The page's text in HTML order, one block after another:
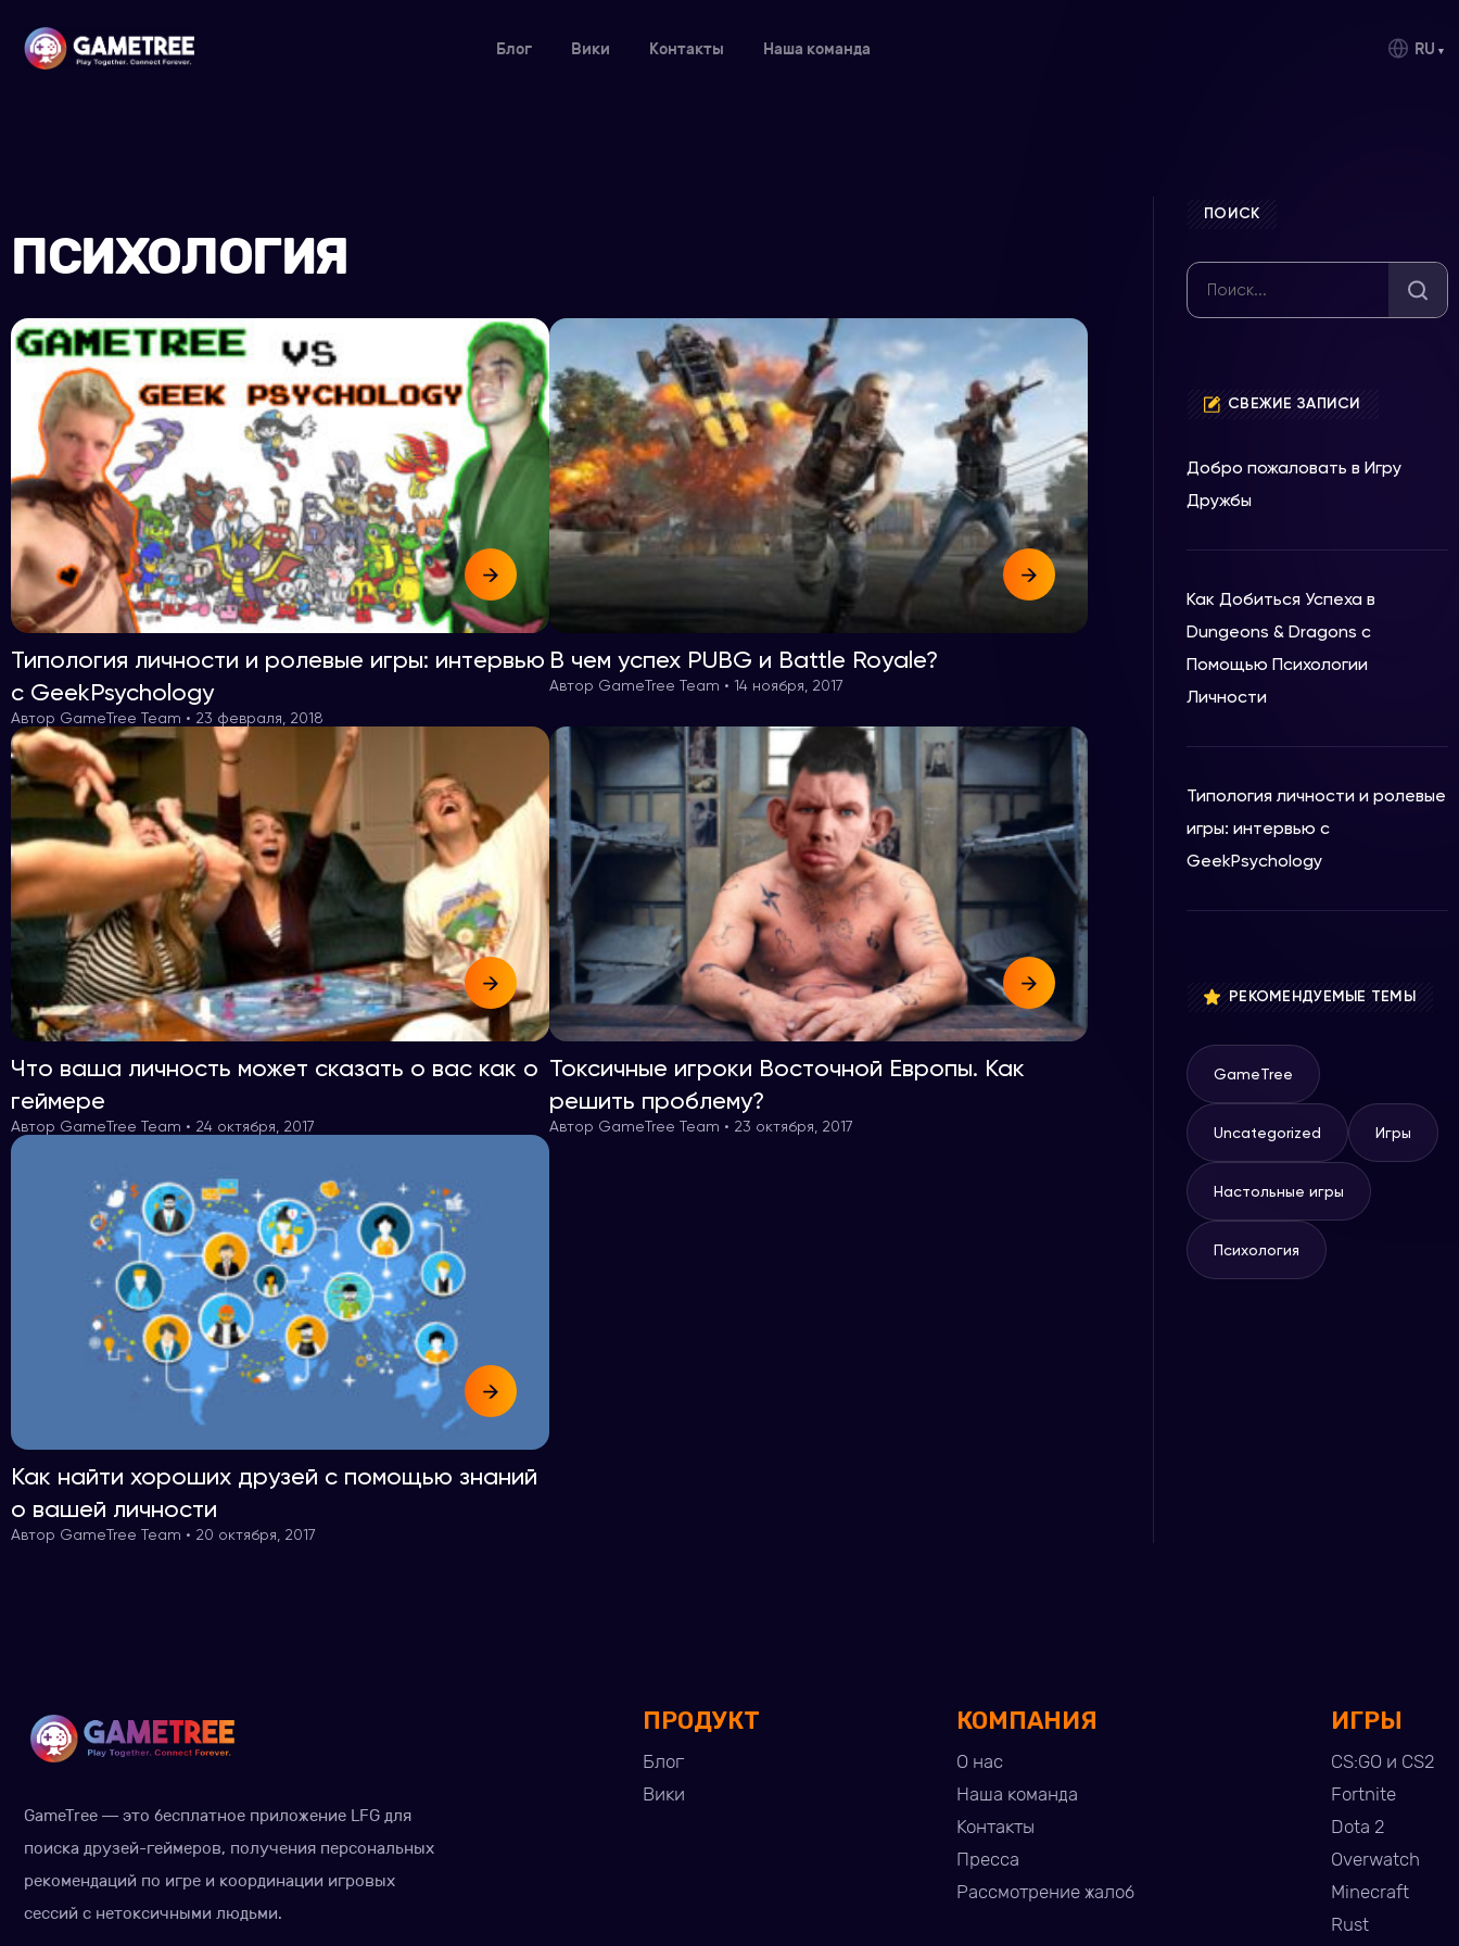
Блог Вики Контакты Наша команда RU
ПСИХОЛОГИЯ
Типология личности и ролевые игры: интервью
с GeekPsychology
Автор GameTree Team • 23 февраля, 2018
В чем успех PUBG и Battle Royale?
Автор GameTree Team • 14 ноября, 2017
Что ваша личность может сказать о вас как о
геймере
Автор GameTree Team • 24 октября, 2017
Токсичные игроки Восточной Европы. Как
решить проблему?
Автор GameTree Team • 23 октября, 2017
Как найти хороших друзей с помощью знаний
о вашей личности
Автор GameTree Team • 20 октября, 2017
ПОИСК
СВЕЖИЕ ЗАПИСИ
Добро пожаловать в Игру
Дружбы
Как Добиться Успеха в
Dungeons & Dragons с
Помощью Психологии
Личности
Типология личности и ролевые
игры: интервью с
GeekPsychology
РЕКОМЕНДУЕМЫЕ ТЕМЫ
GameTree
Uncategorized Игры
Настольные игры
Психология
GameTree — это бесплатное приложение LFG для
поиска друзей-геймеров, получения персональных
рекомендаций по игре и координации игровых
сессий с нетоксичными людьми.
ПРОДУКТ
Блог
Вики
КОМПАНИЯ
О нас
Наша команда
Контакты
Пресса
Рассмотрение жалоб
ИГРЫ
CS:GO и CS2
Fortnite
Dota 2
Overwatch
Minecraft
Rust